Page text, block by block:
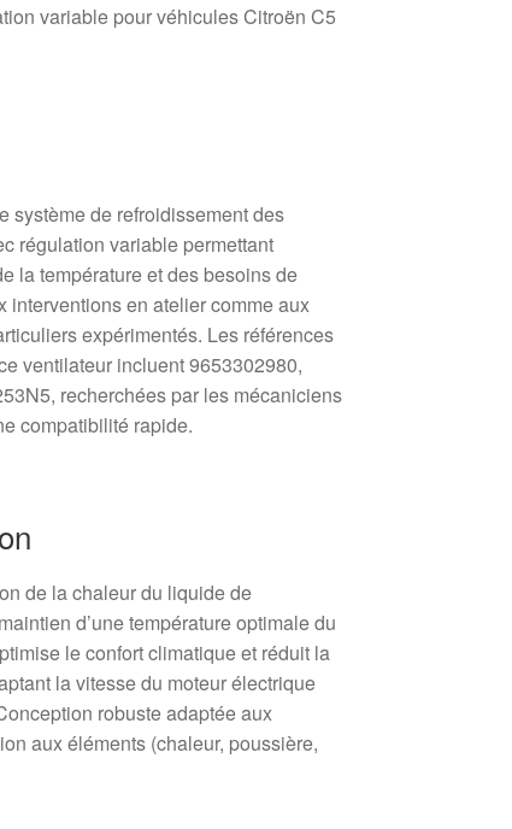
variable pour véhicules Citroën C5
système de refroidissement des
régulation variable permettant
la température et des besoins de
interventions en atelier comme aux
expérimentés. Les références
ventilateur incluent 9653302980,
recherchées par les mécaniciens
compatibilité rapide.
de la chaleur du liquide de
d’une température optimale du
le confort climatique et réduit la
la vitesse du moteur électrique
robuste adaptée aux
aux éléments (chaleur, poussière,